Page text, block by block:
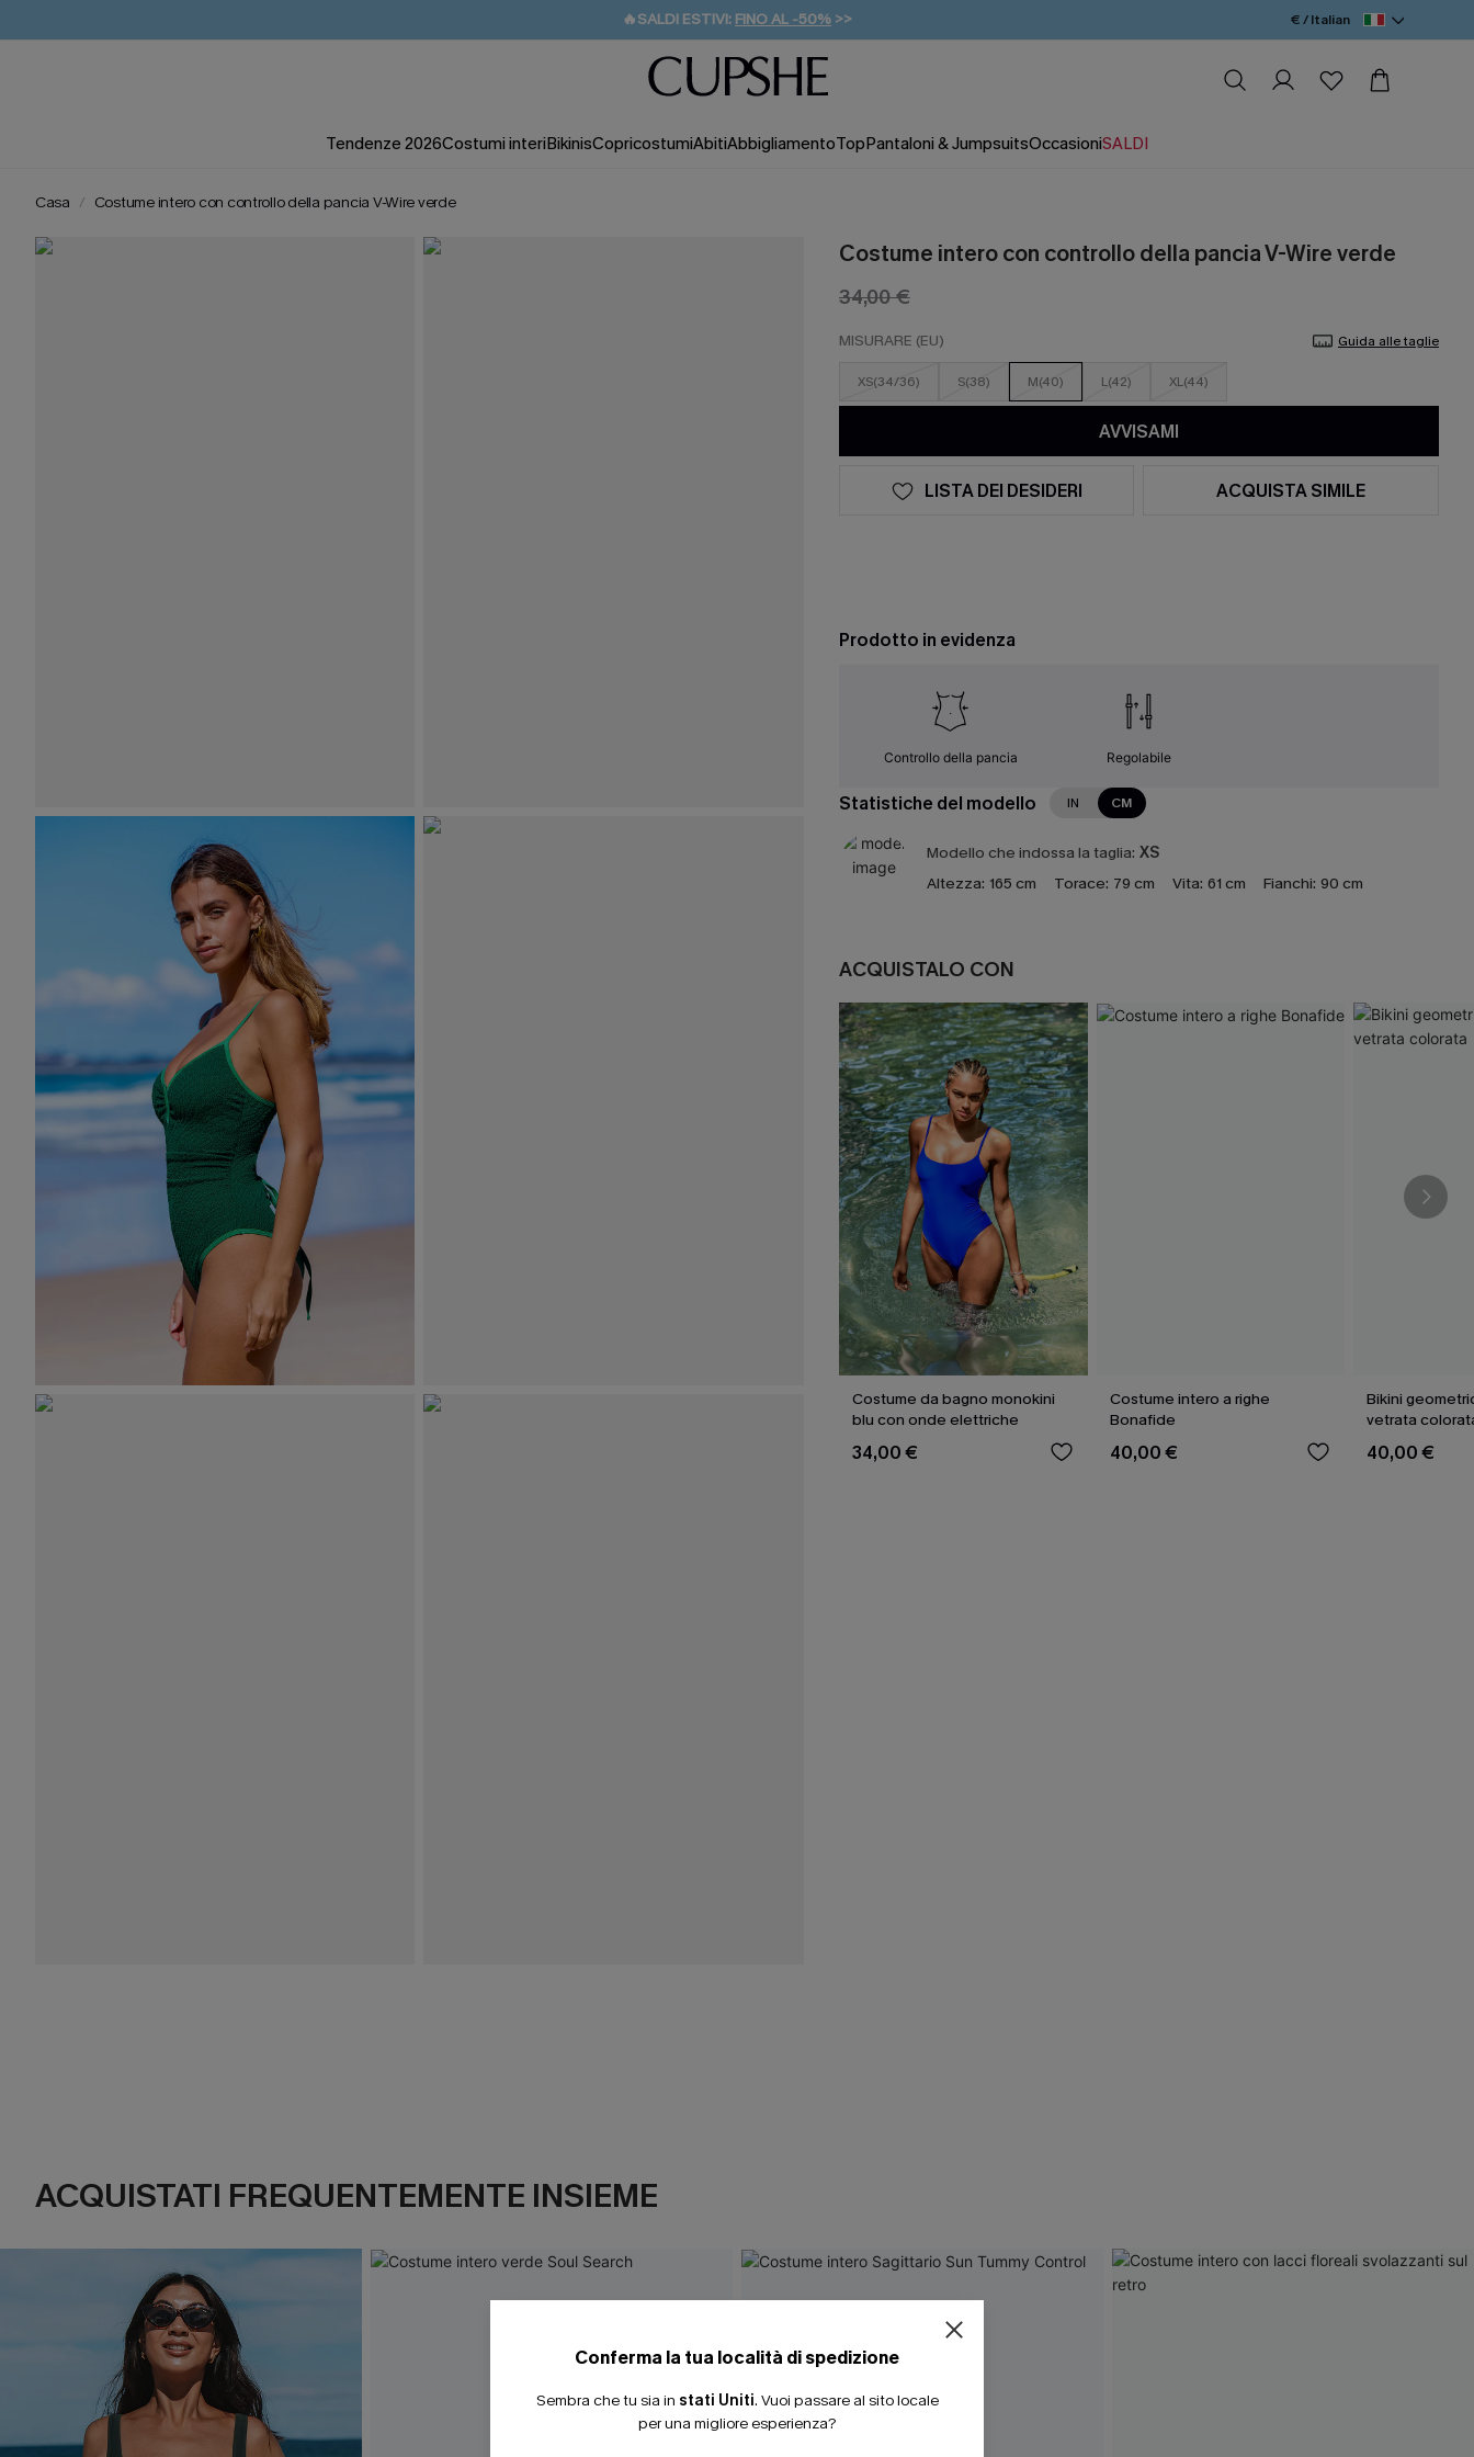
🔥SALDI ESTIVI: FINO AL -50% >>
🚚SPEDIZIONE GRATUITA DA 49€
💌REGALO PER I NUOVI: 20% DI SCONTO*
€ / Italian
Tendenze 2026Costumi interiBikinisCopricostumiAbitiAbbigliamentoTopPantaloni & JumpsuitsOccasioniSALDI
Casa Costume intero con controllo della pancia V-Wire verde
Costume intero con controllo della pancia V-Wire verde
34,00 €
MISURARE (EU) Guida alle taglie
XS(34/36) S(38) M(40) L(42) XL(44)
AVVISAMI
LISTA DEI DESIDERI ACQUISTA SIMILE
Prodotto in evidenza
Controllo della pancia Regolabile
Statistiche del modello IN CM
Modello che indossa la taglia: XS
Altezza: 165 cm Torace: 79 cm Vita: 61 cm Fianchi: 90 cm
ACQUISTALO CON
Costume da bagno monokini
blu con onde elettriche
34,00 €
Costume intero a righe
Bonafide
40,00 €
Bikini
vetrata
40,00 €
ACQUISTATI FREQUENTEMENTE INSIEME
Conferma la tua località di spedizione
Sembra che tu sia in stati Uniti. Vuoi passare al sito locale
per una migliore esperienza?
15% DI SCONTO SENZA MINIMO D'ORDINE
20% DI SCONTO SU 2 O PIÙ ARTICOLI